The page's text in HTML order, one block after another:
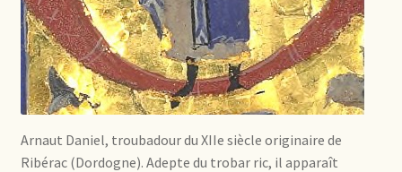
Arnaut Daniel, troubadour du XIIe siècle originaire de
Ribérac (Dordogne). Adepte du trobar ric, il apparaît